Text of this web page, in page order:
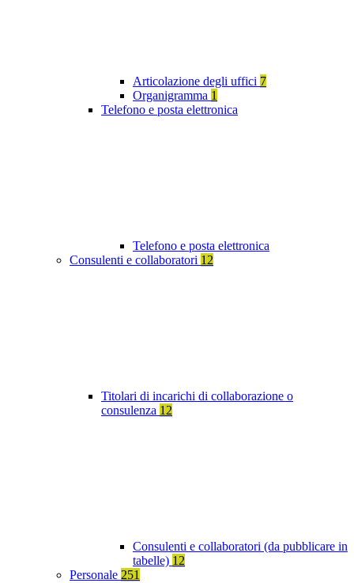
Articolazione degli uffici 7
Organigramma 1
Telefono e posta elettronica
Telefono e posta elettronica
Consulenti e collaboratori 12
Titolari di incarichi di collaborazione o
consulenza 12
Consulenti e collaboratori (da pubblicare in
tabelle) 12
Personale 251